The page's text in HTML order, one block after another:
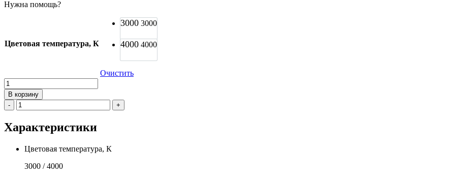
Нужна помощь?
Цветовая температура, К
3000 3000
4000 4000
Очистить
Количество
товара
Мягкая
светодиодная
GNKSVET
В корзину
-
+
Характеристики
Цветовая температура, К
3000 / 4000